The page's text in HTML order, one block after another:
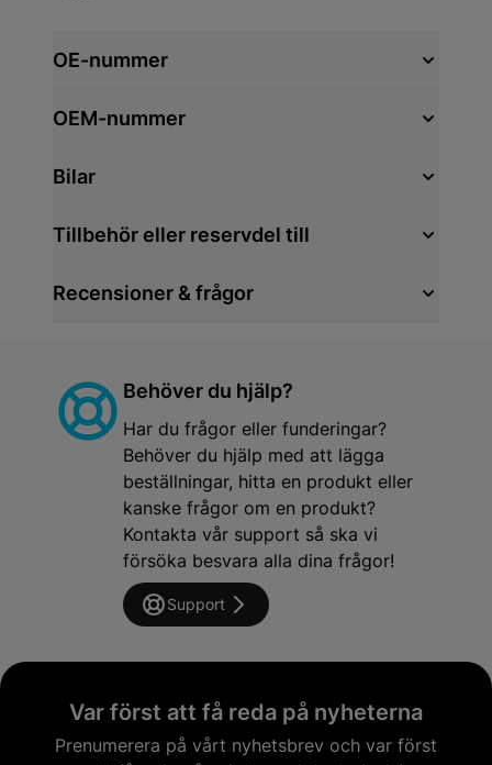
OE-nummer
OEM-nummer
Bilar
Tillbehör eller reservdel till
Recensioner & frågor
Behöver du hjälp?
Har du frågor eller funderingar?
Behöver du hjälp med att lägga
beställningar, hitta en produkt eller
kanske frågor om en produkt?
Kontakta vår support så ska vi
försöka besvara alla dina frågor!
Support
Var först att få reda på nyheterna
Prenumerera på vårt nyhetsbrev och var först